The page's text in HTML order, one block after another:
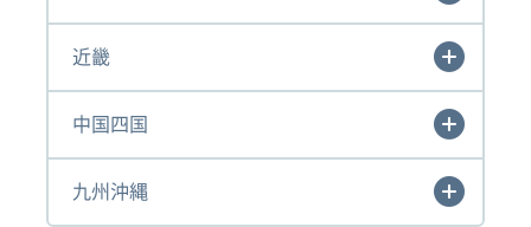
近畿
中国四国
九州沖縄